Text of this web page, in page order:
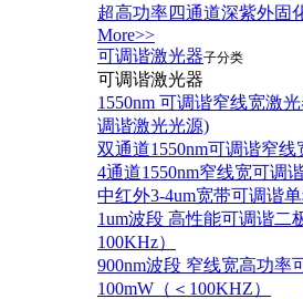
超高功率四通道深紫外固
More>>
可调谐激光器子分类
可调谐激光器
1550nm 可调谐窄线宽激
调谐激光光源)
双通道1550nm可调谐窄线
4通道1550nm窄线宽可调
中红外3-4um宽带可调谐
1um波段 高性能可调谐二
100KHz）
900nm波段 窄线宽高功率
100mW（＜100KHZ）